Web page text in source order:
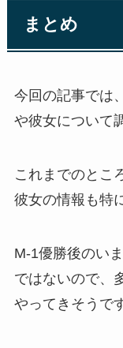
まとめ
今回の記事では
や彼女について
これまでのとこ
彼女の情報も特
M-1優勝後のい
ではないので、
やってきそうで